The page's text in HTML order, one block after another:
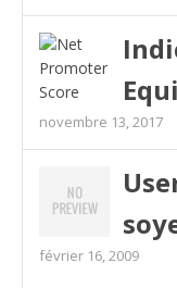
novembre 13, 2017
février 16, 2009